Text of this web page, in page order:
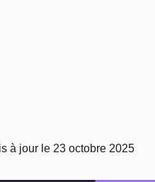
à jour le 23 octobre 2025